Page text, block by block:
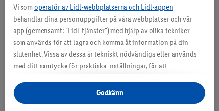
Vi som operatör av Lidl-webbplatserna och Lidl-appen
behandlar dina personuppgifter på våra webbplatser och vår
app (gemensamt: "Lidl-tjänster") med hjälp av olika tekniker
som används för att lagra och komma åt information på din
slutenhet. Vissa av dessa är tekniskt nödvändiga eller används
med ditt samtycke för praktiska inställningar, för att
utanför Lidl-tjänsterna. Om du är medlem i Lidl Plus-
programmet kommer data från ditt köpbeteende i butik också
Godkänn